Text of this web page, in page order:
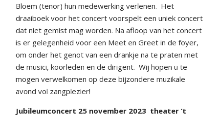
Bloem (tenor) hun medewerking verlenen. Het
draaiboek voor het concert voorspelt een uniek concert
dat niet gemist mag worden. Na afloop van het concert
is er gelegenheid voor een Meet en Greet in de foyer,
om onder het genot van een drankje na te praten met
de musici, koorleden en de dirigent. Wij hopen u te
mogen verwelkomen op deze bijzondere muzikale
avond vol zangplezier!
Jubileumconcert 25 november 2023 theater ’t